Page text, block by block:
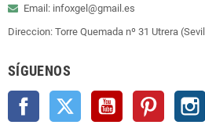
Email: infoxgel@gmail.es
Direccion: Torre Quemada nº 31 Utrera
SÍGUENOS
Facebook Twitter YouTube Pinterest